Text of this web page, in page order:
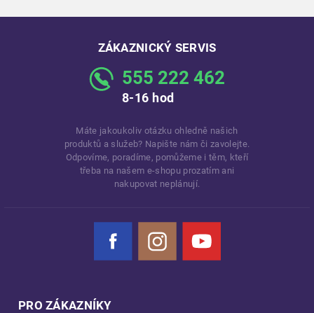
ZÁKAZNICKÝ SERVIS
555 222 462
8-16 hod
Máte jakoukoliv otázku ohledně našich
produktů a služeb? Napište nám či zavolejte.
Odpovíme, poradíme, pomůžeme i těm, kteří
třeba na našem e-shopu prozatím ani
nakupovat neplánují.
Facebook Instagram YouTube
PRO ZÁKAZNÍKY